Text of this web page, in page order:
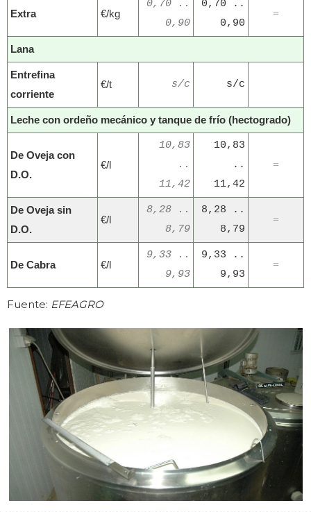
Extra €/kg
0,70 ..
0,90
0,70 ..
0,90
=
Lana
Entrefina
corriente
€/t s/c s/c
Leche con ordeño mecánico y tanque de frío (hectogrado)
De Oveja con
D.O.
€/l
10,83
..
11,42
10,83
..
11,42
=
De Oveja sin
D.O.
€/l
8,28 ..
8,79
8,28 ..
8,79
=
De Cabra €/l
9,33 ..
9,93
9,33 ..
9,93
=
Fuente: EFEAGRO